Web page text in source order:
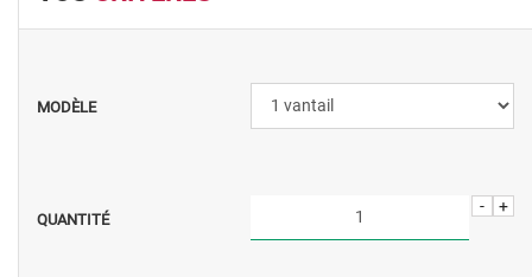
MODÈLE
QUANTITÉ
+
-